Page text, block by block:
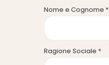
Nome e Cognome *
Ragione Sociale *